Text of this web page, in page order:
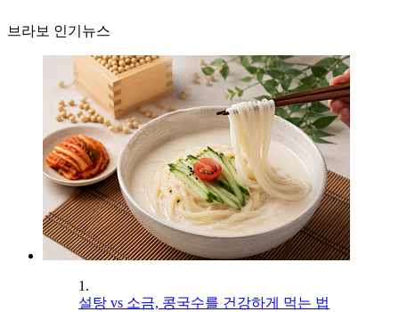
브라보 인기뉴스
1.
설탕 vs 소금, 콩국수를 건강하게 먹는 법